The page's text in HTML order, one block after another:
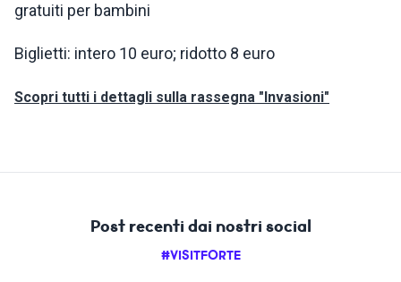
gratuiti per bambini
Biglietti: intero 10 euro; ridotto 8 euro
Scopri tutti i dettagli sulla rassegna "Invasioni"
Post recenti dai nostri social
#VISITFORTE